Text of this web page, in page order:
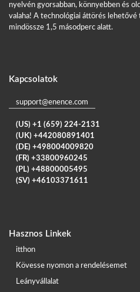
nyelvén gyorsabban, könnyebben és
valaha! A technológiai áttörés
mindössze 1,5 másodperc alatt.
Kapcsolatok
support@enence.com
(US) +1 (659) 224-2131
(UK) +442080891401
(DE) +498004009820
(FR) +33800960245
(PL) +48800005495
(SV) +46103371611
Hasznos Linkek
itthon
Kövesse nyomon a rendelésemet
Leányvállalat